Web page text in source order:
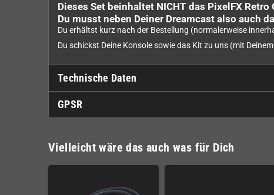
Dieses Set beinhaltet NICHT das PixelFX
Du musst neben Deiner Dreamcast also auch
Du erhältst kurz nach der Bestellung (normalerweise
Du schickst Deine Konsole sowie das Kit zu uns (mit
Technische Daten
GPSR
Vielleicht wäre das auch was für Dich